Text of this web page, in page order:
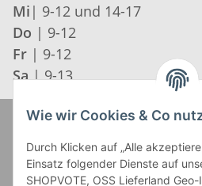
Mi | 9-12 und 14-17
Do | 9-12
Fr | 9-12
Sa | 9-13
Wie wir Cookies & Co
Durch Klicken auf „Alle
Einsatz folgender Dienste auf
SHOPVOTE, OSS Lieferland